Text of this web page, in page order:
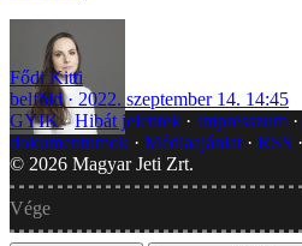
Fődi Kitti
belföld
2022. szeptember 14. 14:45
GYIK Hibát jelentek Impresszum
dokumentumok
Médiaajánlat RSS
© 2026 Magyar Jeti Zrt.
Vége